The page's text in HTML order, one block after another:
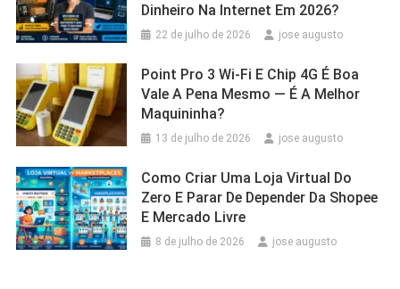
Dinheiro Na Internet Em 2026?
22 de julho de 2026 jose augusto
Point Pro 3 Wi‑Fi E Chip 4G É Boa
Vale A Pena Mesmo — É A Melhor
Maquininha?
13 de julho de 2026 jose augusto
Como Criar Uma Loja Virtual Do
Zero E Parar De Depender Da Shopee
E Mercado Livre
8 de julho de 2026 jose augusto